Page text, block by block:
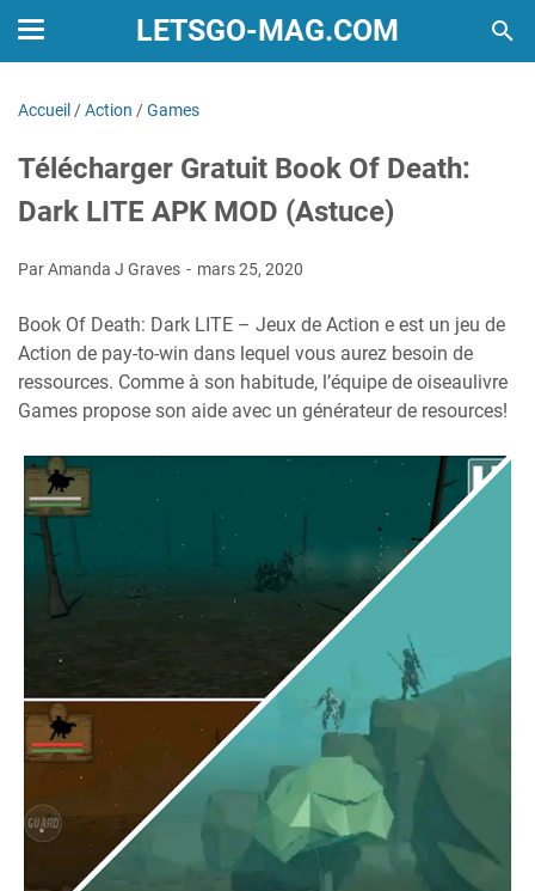
LETSGO-MAG.COM
Accueil /Action /Games
Télécharger Gratuit Book Of Death:
Dark LITE APK MOD (Astuce)
Par Amanda J Graves mars 25, 2020
Book Of Death: Dark LITE – Jeux de Action e est un jeu de
Action de pay-to-win dans lequel vous aurez besoin de
ressources. Comme à son habitude, l’équipe de oiseaulivre
Games propose son aide avec un générateur de resources!